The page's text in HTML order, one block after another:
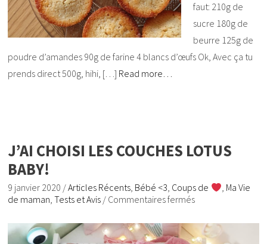
faut: 210g de
sucre 180g de
beurre 125g de
poudre d’amandes 90g de farine 4 blancs d’œufs Ok, Avec ça tu
prends direct 500g, hihi, […] Read more…
J’AI CHOISI LES COUCHES LOTUS
BABY!
9 janvier 2020 /Articles Récents, Bébé <3, Coups de , Ma Vie
de maman,Tests et Avis / Commentaires fermés